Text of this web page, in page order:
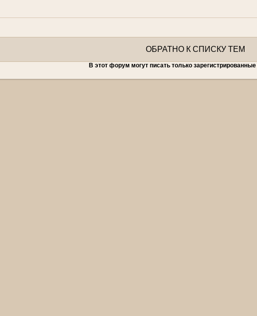
ОБРАТНО К СПИСКУ ТЕМ
В этот форум могут писать только